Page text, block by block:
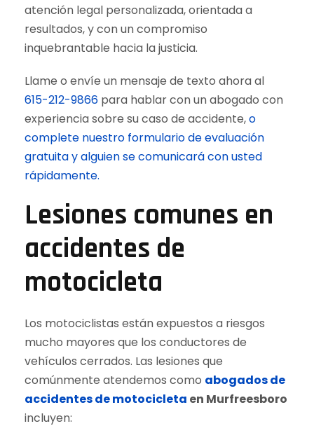
atención legal personalizada, orientada a
resultados, y con un compromiso
inquebrantable hacia la justicia.
Llame o envíe un mensaje de texto ahora al
615-212-9866 para hablar con un abogado con
experiencia sobre su caso de accidente,o
complete nuestro formulario de evaluación
gratuita y alguien se comunicará con usted
rápidamente.
Lesiones comunes en
accidentes de
motocicleta
Los motociclistas están expuestos a riesgos
mucho mayores que los conductores de
vehículos cerrados. Las lesiones que
comúnmente atendemos como abogados de
accidentes de motocicleta en Murfreesboro
incluyen: